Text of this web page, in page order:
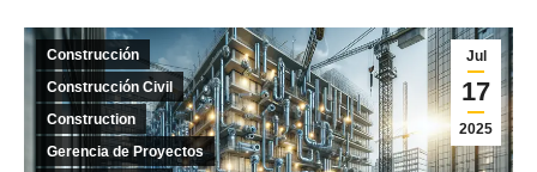
Jul
17
2025
Construcción
Construcción Civil
Construction
Gerencia de Proyectos